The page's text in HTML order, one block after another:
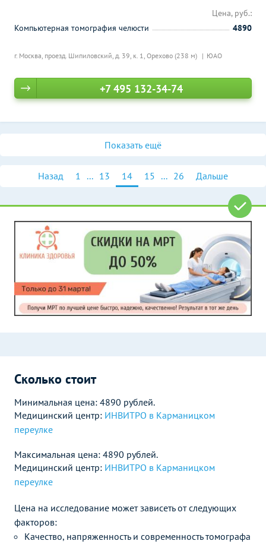
г. Москва, проезд. Шипиловский, д. 39, к. 1, Орехово (238 м) ЮАО
Цена, руб.:
Компьютерная томография челюсти
4890
+7 495 132-34-74
Показать ещё
Назад 1 ... 13 14 15 ... 26 Дальше
Сколько стоит
Минимальная цена: 4890 рублей.
Медицинский центр: ИНВИТРО в Карманицком
переулке
Максимальная цена: 4890 рублей.
Медицинский центр: ИНВИТРО в Карманицком
переулке
Цена на исследование может зависеть от следующих
факторов:
Качество, напряженность и современность томографа